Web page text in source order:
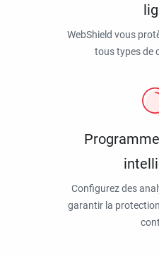
WebShield vous
tous types de
Configurez des
garantir la